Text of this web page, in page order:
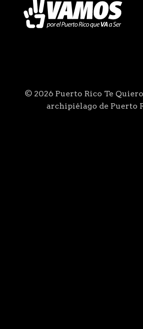
© 2026 Puerto Rico Te
archipiélago de Puerto